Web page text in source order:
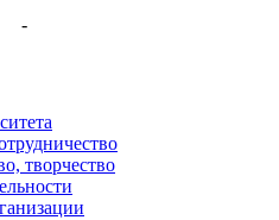
-
творчество